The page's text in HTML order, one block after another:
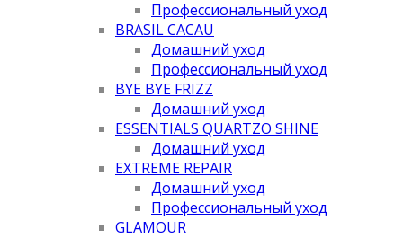
Профессиональный уход
BRASIL CACAU
Домашний уход
Профессиональный уход
BYE BYE FRIZZ
Домашний уход
ESSENTIALS QUARTZO SHINE
Домашний уход
EXTREME REPAIR
Домашний уход
Профессиональный уход
GLAMOUR